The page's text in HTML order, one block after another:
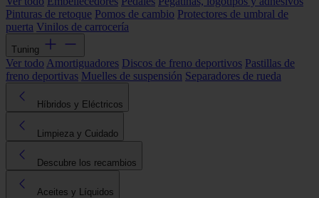
Pinturas de retoque Pomos de cambio Protectores de umbral de
puerta Vinilos de carrocería
Tuning
Ver todo Amortiguadores Discos de freno deportivos Pastillas de
freno deportivas Muelles de suspensión Separadores de rueda
Híbridos y Eléctricos
Limpieza y Cuidado
Descubre los recambios
Aceites y Líquidos